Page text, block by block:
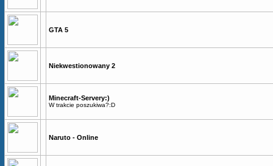
GTA 5
Niekwestionowany 2
Minecraft-Servery:)
W trakcie poszukiwa?:D
Naruto - Online